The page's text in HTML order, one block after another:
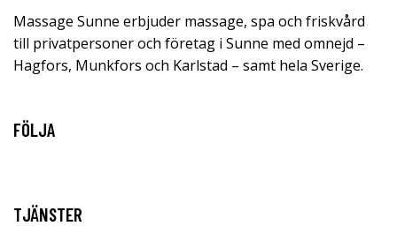
Massage Sunne erbjuder massage, spa och friskvård
till privatpersoner och företag i Sunne med omnejd –
Hagfors, Munkfors och Karlstad – samt hela Sverige.
FÖLJA
TJÄNSTER